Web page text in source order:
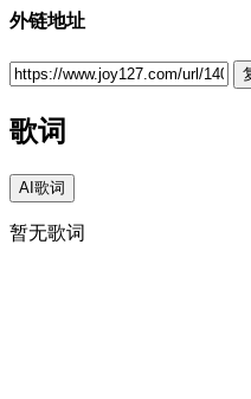
外链地址
歌词
AI歌词
暂无歌词